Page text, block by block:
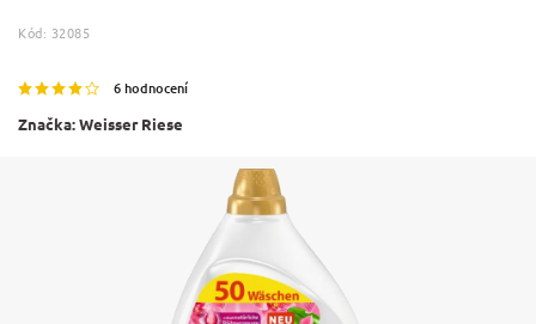
Kód: 32085
6 hodnocení
Značka:Weisser Riese